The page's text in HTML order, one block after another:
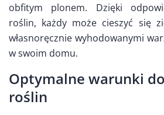
obfitym plonem. Dzięki
roślin, każdy może cieszyć się
własnoręcznie wyhodowanymi
w swoim domu.
Optymalne warunki
roślin